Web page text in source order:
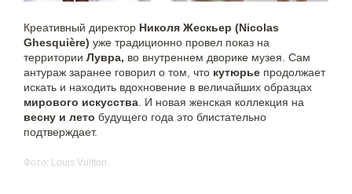
Креативный директор Николя Жескьер (Nicolas
Ghesquière) уже традиционно провел показ на
территории Лувра, во внутреннем дворике музея. Сам
антураж заранее говорил о том, что кутюрье продолжает
искать и находить вдохновение в величайших образцах
мирового искусства . И новая женская коллекция на
весну и лето будущего года это блистательно
подтверждает.
Фото: Louis Vuitton.